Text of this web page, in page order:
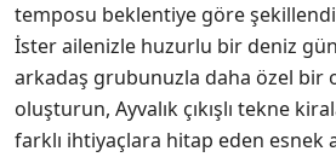
temposu beklentiye göre
İster ailenizle huzurlu bir deniz
arkadaş grubunuzla daha özel bir
oluşturun, Ayvalık çıkışlı tekne
farklı ihtiyaçlara hitap eden